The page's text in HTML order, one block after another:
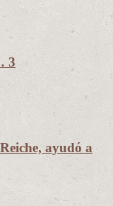
3
ayudó a